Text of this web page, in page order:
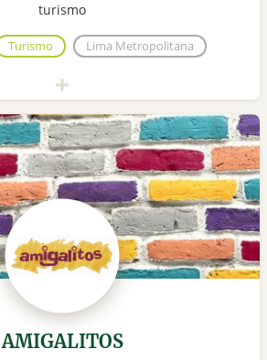
turismo
Turismo Lima Metropolitana
AMIGALITOS